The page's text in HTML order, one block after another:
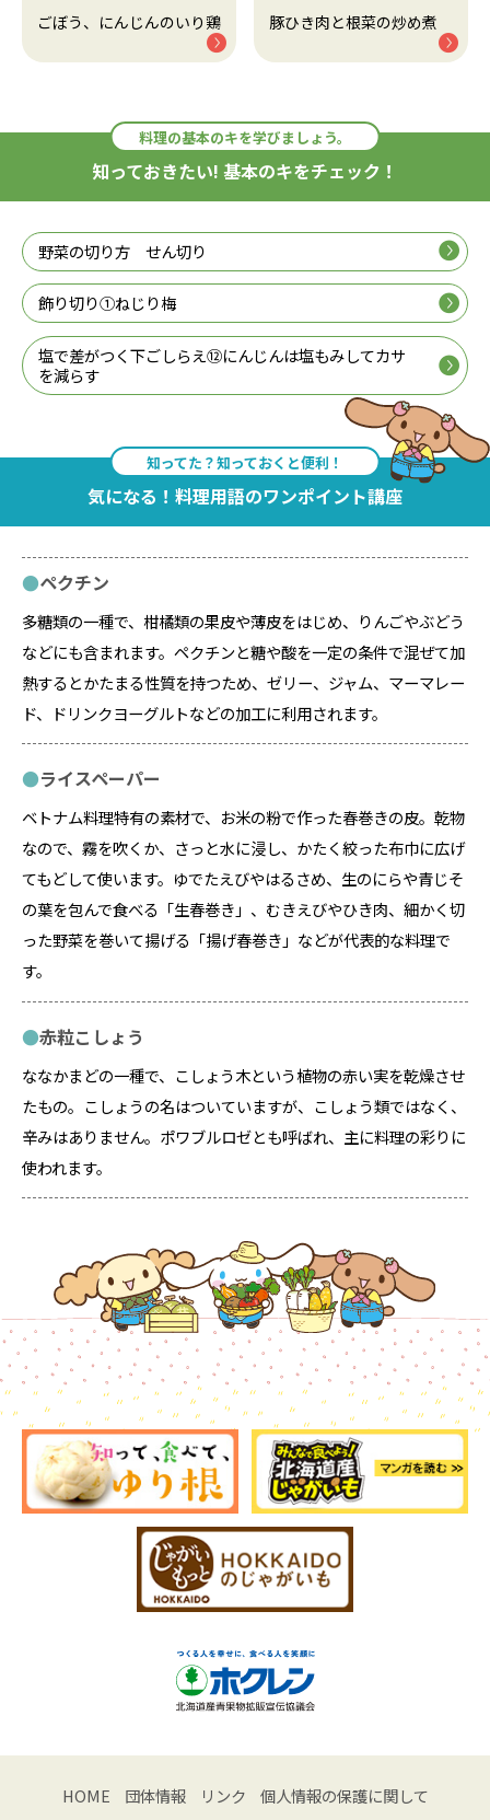
ごぼう、にんじんのいり鶏 豚ひき肉と根菜の炒め煮
料理の基本のキを学びましょう。
知っておきたい! 基本のキをチェック！
野菜の切り方 せん切り
飾り切り①ねじり梅
塩で差がつく下ごしらえ⑫にんじんは塩もみしてカサ
を減らす
知ってた？知っておくと便利！
気になる！料理用語のワンポイント講座
ペクチン
多糖類の一種で、柑橘類の果皮や薄皮をはじめ、りんごやぶどう
などにも含まれます。ペクチンと糖や酸を一定の条件で混ぜて加
熱するとかたまる性質を持つため、ゼリー、ジャム、マーマレー
ド、ドリンクヨーグルトなどの加工に利用されます。
ライスペーパー
ベトナム料理特有の素材で、お米の粉で作った春巻きの皮。乾物
なので、霧を吹くか、さっと水に浸し、かたく絞った布巾に広げ
てもどして使います。ゆでたえびやはるさめ、生のにらや青じそ
の葉を包んで食べる「生春巻き」、むきえびやひき肉、細かく切
った野菜を巻いて揚げる「揚げ春巻き」などが代表的な料理で
す。
赤粒こしょう
ななかまどの一種で、こしょう木という植物の赤い実を乾燥させ
たもの。こしょうの名はついていますが、こしょう類ではなく、
辛みはありません。ポワブルロゼとも呼ばれ、主に料理の彩りに
使われます。
HOME 団体情報 リンク 個人情報の保護に関して